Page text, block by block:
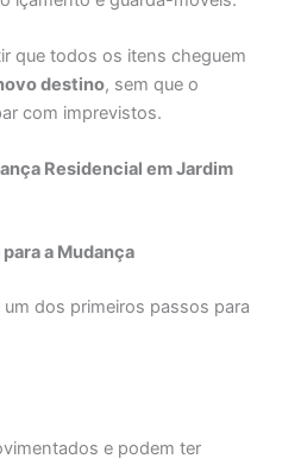
que todos os itens cheguem
destino, sem que o
com imprevistos.
Residencial em Jardim
a Mudança
dos primeiros passos para
e podem ter